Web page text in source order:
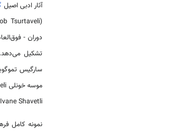
آثار ادبی اصیل
دوران -
تشکیل
Ivane Shavetli و متاماریانی» اثر چاخروخادزه Chakhrukhadze بوجود آمدند.
نمونه کامل